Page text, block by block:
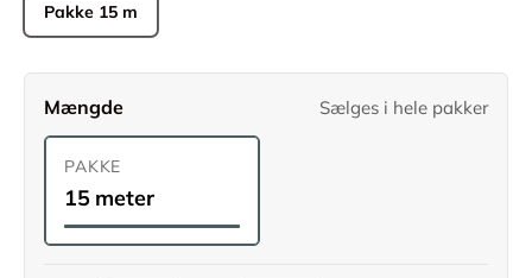
Pakke 15 m
Mængde Sælges i hele pakker
PAKKE
15 meter